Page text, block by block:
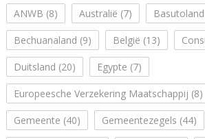
ANWB (8) Australië (7) Basutoland
Bechuanaland (9) België (13)
Duitsland (20) Egypte (7)
Europeesche Verzekering Maatschappij (8)
Gemeente (40) Gemeentezegels (44)